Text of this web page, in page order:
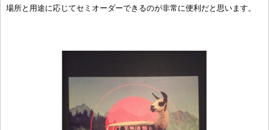
場所と用途に応じてセミオーダーできるのが非常に便利だと思います。